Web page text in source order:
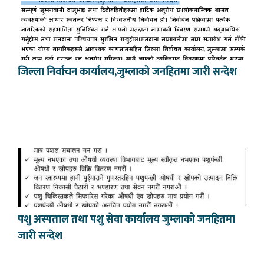
जिल्ला निर्वाचन कार्यालय,जुम्लाको जनहितमा जारी सन्देश
पशु अस्पताल तथा पशु सेवा कार्यालय जुम्लाको जनहितमा
जारी सन्देश